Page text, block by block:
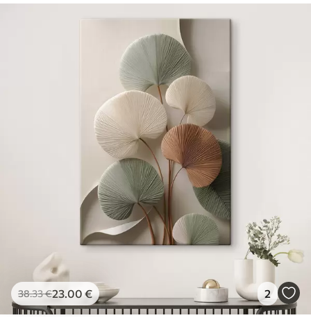
38.33€23.00 € 2